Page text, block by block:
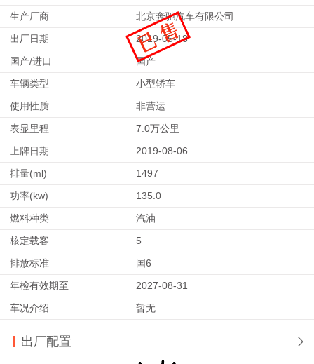
生产厂商
北京奔驰汽车有限公司
出厂日期
2019-05-18
国产/进口
国产
车辆类型
小型轿车
使用性质
非营运
表显里程
7.0万公里
上牌日期
2019-08-06
排量(ml)
1497
功率(kw)
135.0
燃料种类
汽油
核定载客
5
排放标准
国6
年检有效期至
2027-08-31
车况介绍
暂无
出厂配置 